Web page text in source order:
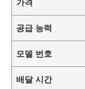
가격
공급 능력
모델 번호
배달 시간